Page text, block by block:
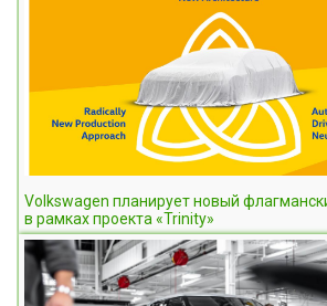
Volkswagen планирует новый
в рамках проекта «Trinity»